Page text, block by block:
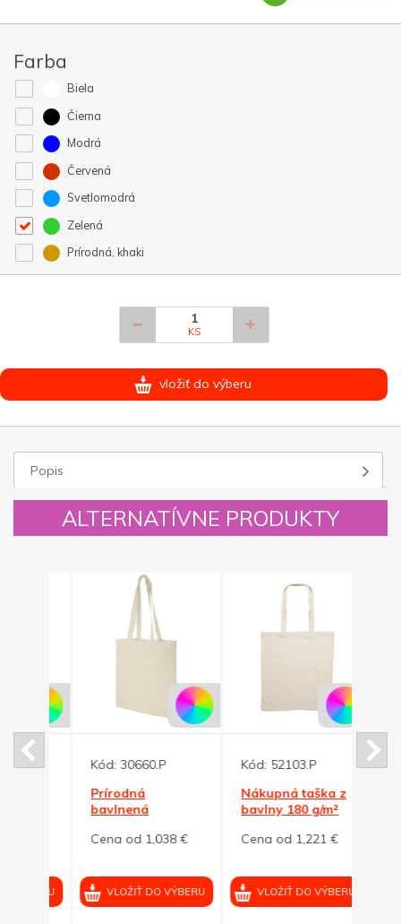
Farba
Biela
Čierna
Modrá
Červená
Svetlomodrá
Zelená
Prírodná, khaki
KS
vložiť do výberu
Popis
ALTERNATÍVNE PRODUKTY
Kód:30660.P
Prírodná
bavlnená
ušami
Cena od 1,038 €
VLOŽIŤ DO VÝBERU
Kód:52103.P
Nákupná taška z
bavlny 180 g/m²
Cena od 1,221 €
VLOŽIŤ DO VÝBERU
Kód: